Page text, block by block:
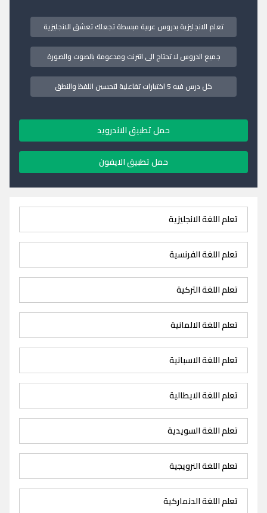
تعلم الانجليزية بدروس عربية مبسطة تجعلك تعشق الانجليزية
جميع الدروس لا تحتاج الى انترنت ومدعومة بالصوت والصورة
كل درس فيه 5 اختبارات تفاعلية لتحسين اللفظ والنطق
حمل تطبيق الاندرويد
حمل تطبيق الايفون
تعلم اللغة الانجليزية
تعلم اللغة الفرنسية
تعلم اللغة التركية
تعلم اللغة الالمانية
تعلم اللغة الاسبانية
تعلم اللغة الايطالية
تعلم اللغة السويدية
تعلم اللغة النرويجية
تعلم اللغة الدنماركية